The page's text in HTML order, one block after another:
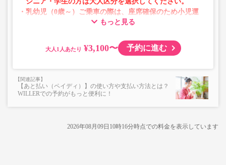
・乳幼児（0歳～）ご乗車の際は、座席確保のため小児運
賃での乗車券が必要です。
・AM1時～5時の間はシステムメンテナンスの為ご予約が
・在庫の状況はリアルタイムの表示ではございません。
※売り切れの場合でも残数が表示される場合がありま
す。
・一部取り扱いのない停留所がある場合がございます。
もっと見る
大人 ¥3,100〜 予約に進む
【あと払い（ペイディ）】の使い方や支払い方法とは？
WILLERでの予約がもっと便利に！
2026年08月09日10時16分時点での料金を表示しています